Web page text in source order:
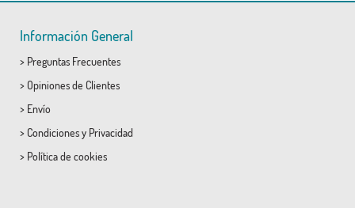
Información General
> Preguntas Frecuentes
> Opiniones de Clientes
> Envío
> Condicionesy Privacidad
> Política de cookies